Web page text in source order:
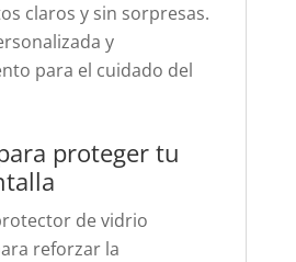
claros y sin sorpresas.
y
para el cuidado del
proteger tu
de vidrio
reforzar la